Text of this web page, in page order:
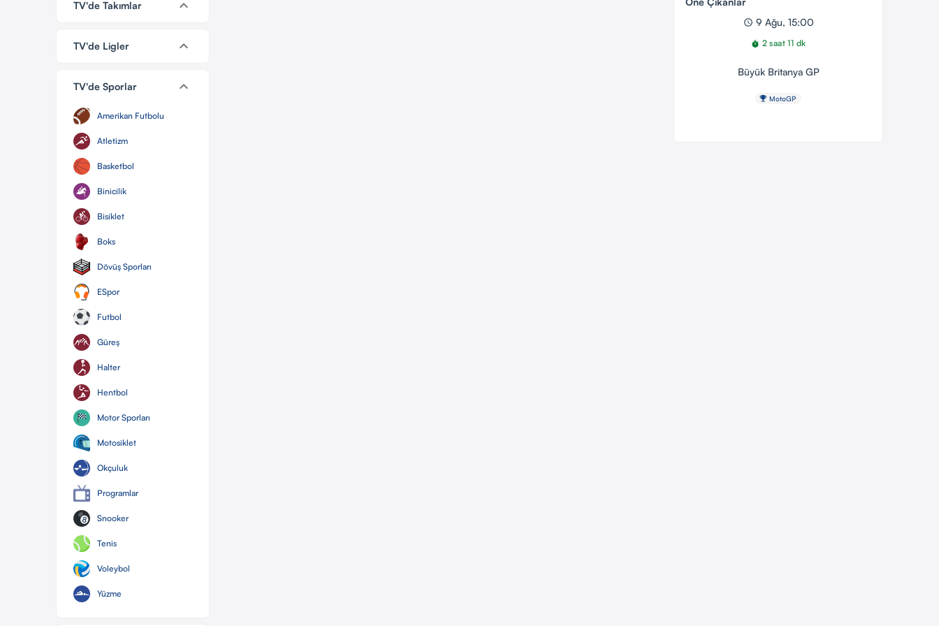
TV'de Takımlar keyboard_arrow_down
TV'de Ligler keyboard_arrow_down
TV'de Sporlar keyboard_arrow_down
Amerikan Futbolu
Atletizm
Basketbol
Binicilik
Bisiklet
Boks
Dövüş Sporları
ESpor
Futbol
Güreş
Halter
Hentbol
Motor Sporları
Motosiklet
Okçuluk
Programlar
Snooker
Tenis
Voleybol
Yüzme
schedule 9 Ağu, 15:00
timer 2 saat 11 dk
Büyük Britanya GP
emoji_events MotoGP